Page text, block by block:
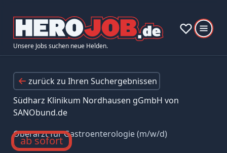
Unsere Jobs suchen neue Helden.
zurück zu Ihren Suchergebnissen
Südharz Klinikum Nordhausen gGmbH von
SANObund.de
Oberarzt für Gastroenterologie (m/w/d)
ab sofort